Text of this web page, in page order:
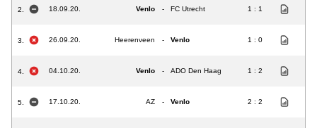
2. 18.09.20. Venlo - FC Utrecht 1 : 1
3. 26.09.20. Heerenveen - Venlo 1 : 0
4. 04.10.20. Venlo - ADO Den Haag 1 : 2
5. 17.10.20. AZ - Venlo 2 : 2